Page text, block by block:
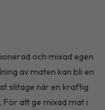
och mixad egen
av maten kan bli en
slitage när en kraftig
att ge mixad mat i